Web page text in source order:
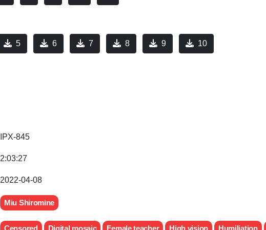
5 6 7 8 9 10
IPX-845
2:03:27
2022-04-08
Miu Shiromine